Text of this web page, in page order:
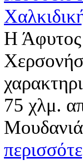
Η Άφυτος
75 χλμ.